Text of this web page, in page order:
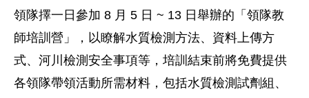
領隊擇一日參加 8 月 5 日 ~ 13 日舉辦的「領隊教
師培訓營」，以瞭解水質檢測方法、資料上傳方
式、河川檢測安全事項等，培訓結束前將免費提供
各領隊帶領活動所需材料，包括水質檢測試劑組、